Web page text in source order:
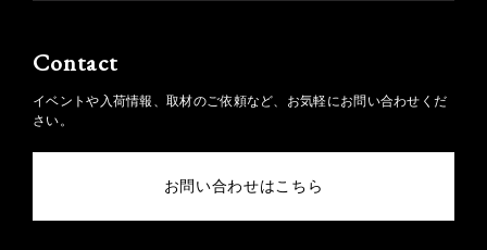
Contact
イベントや入荷情報、取材のご依頼など、お気軽にお問い合わせくだ
さい。
お問い合わせはこちら